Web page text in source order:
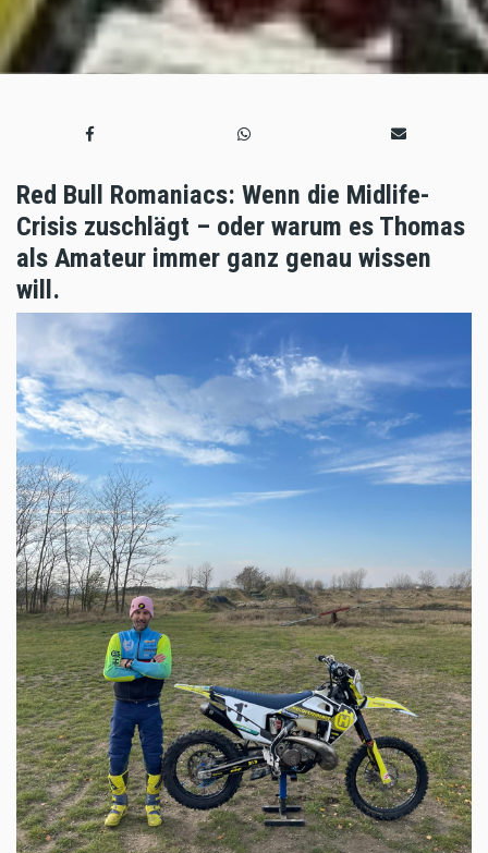
Red Bull Romaniacs: Wenn die Midlife-
Crisis zuschlägt – oder warum es Thomas
als Amateur immer ganz genau wissen
will.